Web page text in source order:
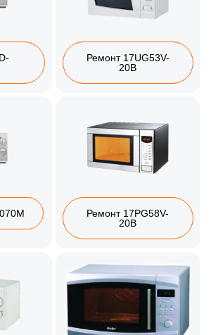
Ремонт 17UG53V-
20B
Ремонт 17PG58V-
20B